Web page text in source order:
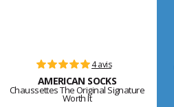
4 avis
AMERICAN SOCKS
Chaussettes The Original Signature
Worth It